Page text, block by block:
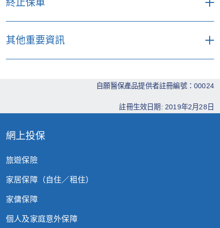
療）。
在保單生效日前，因感染或出現人體免疫力
費用。惟因性侵犯、醫療援助、器官移植、
輸血或捐血、或出生時受HIV感染所引致的
傷病則除外。
因倚賴或過量服用藥物、酒精、毒品或類似
自殺、參與非法活動、或性病及經由性接觸
傳染的疾病或其後遺症。
以美容或整容為目的的服務，惟因意外而受
而該等視力問題可透過驗配眼鏡或隱形眼鏡
檢視本公司之產品，包括保費率的調整，以
確保可繼續提供保障。於檢視保費率時，本
公司將考慮本公司的理賠經驗、醫療成本上
條款及保障。如有任何更改，我們會在續保
終止保單
其他重要資訊
合約的一部分。有關此項保障計劃的內容細
何差異，均以保單內之條款細則為準，蘇黎
如有需要，請諮詢獨立的專業意見。
英文和中文均為官方版本。任何不一致之處
會以有利於保單持有人方作解釋。
自願醫保產品提供者註冊編號：00024
註冊生效日期: 2019年2月28日
網上投保
旅遊保險
家居保障（自住／租住）
家傭保障
個人及家庭意外保障